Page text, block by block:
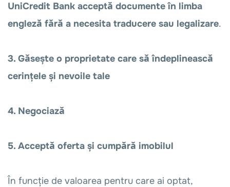
UniCredit Bank acceptă documente în limba
engleză fără a necesita traducere sau legalizare.
3. Găsește o proprietate care să îndeplinească
cerințele și nevoile tale
4. Negociază
5. Acceptă oferta și cumpără imobilul
În funcție de valoarea pentru care ai optat,